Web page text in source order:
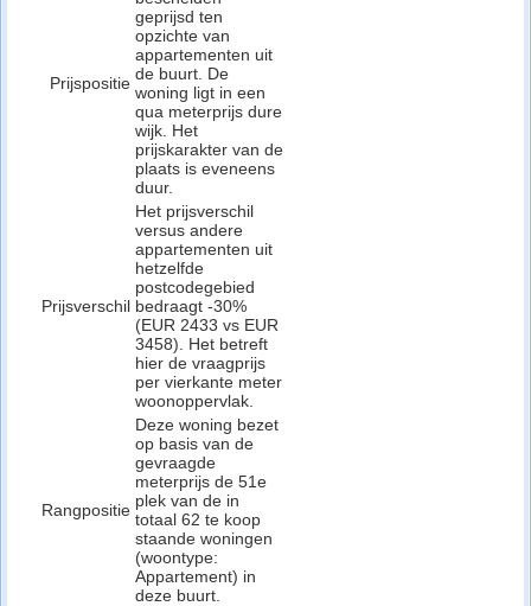
Prijspositie
geprijsd ten
opzichte van
appartementen uit
de buurt. De
woning ligt in een
qua meterprijs dure
wijk. Het
prijskarakter van de
plaats is eveneens
duur.
Prijsverschil
Het prijsverschil
versus andere
appartementen uit
hetzelfde
postcodegebied
bedraagt -30%
(EUR 2433 vs EUR
3458). Het betreft
hier de vraagprijs
per vierkante meter
woonoppervlak.
Rangpositie
Deze woning bezet
op basis van de
gevraagde
meterprijs de 51e
plek van de in
totaal 62 te koop
staande woningen
(woontype:
Appartement) in
deze buurt.